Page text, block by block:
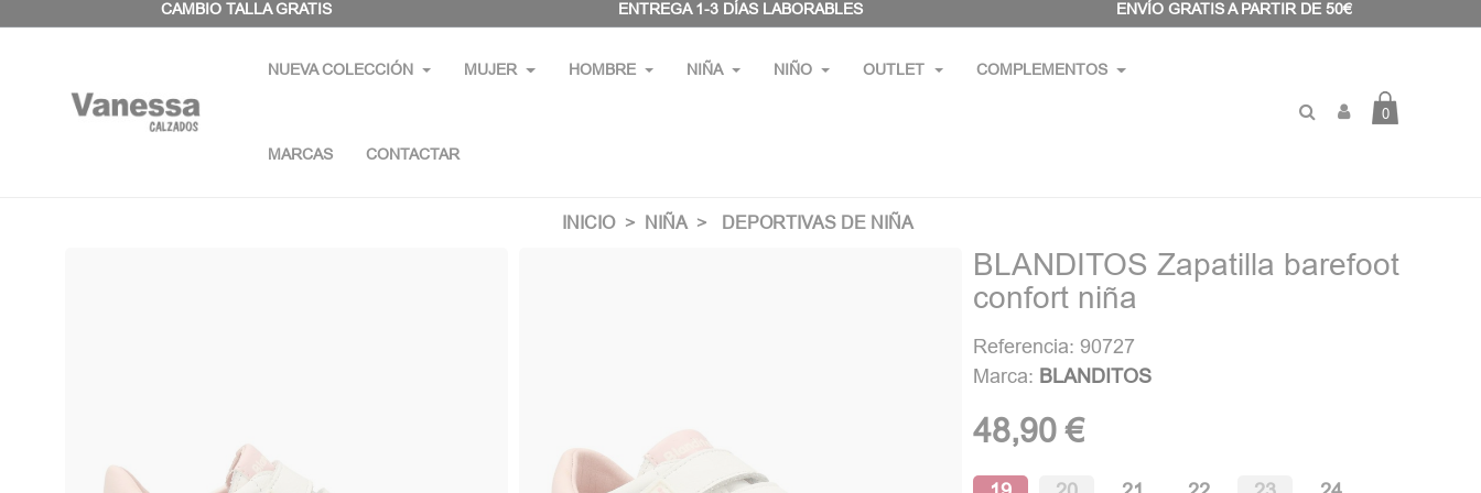
CAMBIO TALLA GRATIS ENTREGA 1-3 DÍAS LABORABLES ENVÍO GRATIS A PARTIR DE 50€
NUEVA COLECCIÓN MUJER HOMBRE NIÑA NIÑO OUTLET COMPLEMENTOS
MARCAS CONTACTAR
0
INICIO NIÑA DEPORTIVAS DE NIÑA
BLANDITOS Zapatilla barefoot
confort niña
Referencia: 90727
Marca: BLANDITOS
48,90 €
Panel de gestión de cookies